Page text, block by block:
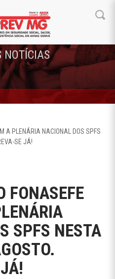
NOTÍCIAS
A PLENÁRIA NACIONAL DOS SPFS
SE JÁ!
FONASEFE
SPFS NESTA